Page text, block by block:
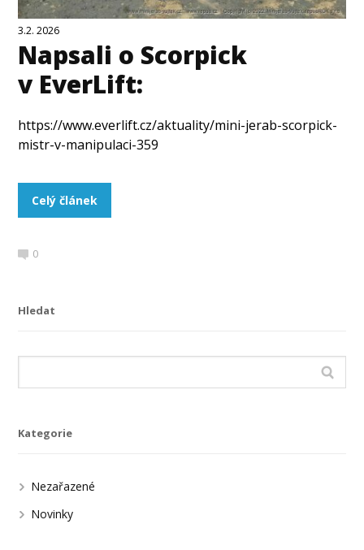
3.2. 2026
Napsali o Scorpick
v EverLift:
https://www.everlift.cz/aktuality/mini-jerab-scorpick-
mistr-v-manipulaci-359
Celý článek
0
Hledat
Kategorie
Nezařazené
Novinky